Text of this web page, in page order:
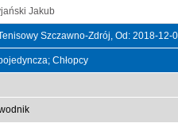
Jakub
Szczawno-Zdrój, Od: 2018-12-
Chłopcy